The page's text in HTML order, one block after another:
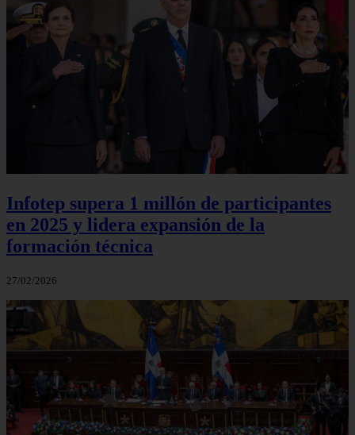
Infotep supera 1 millón de participantes
en 2025 y lidera expansión de la
formación técnica
27/02/2026